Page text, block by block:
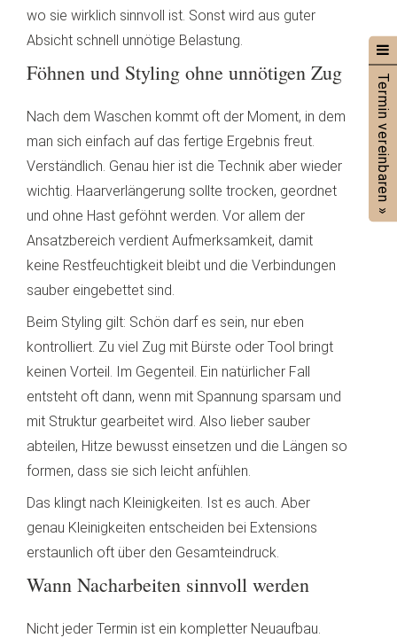
Termin vereinbaren »
wo sie wirklich sinnvoll ist. Sonst wird aus guter
Absicht schnell unnötige Belastung.
Föhnen und Styling ohne unnötigen Zug
Nach dem Waschen kommt oft der Moment, in dem
man sich einfach auf das fertige Ergebnis freut.
Verständlich. Genau hier ist die Technik aber wieder
wichtig. Haarverlängerung sollte trocken, geordnet
und ohne Hast geföhnt werden. Vor allem der
Ansatzbereich verdient Aufmerksamkeit, damit
keine Restfeuchtigkeit bleibt und die Verbindungen
sauber eingebettet sind.
Beim Styling gilt: Schön darf es sein, nur eben
kontrolliert. Zu viel Zug mit Bürste oder Tool bringt
keinen Vorteil. Im Gegenteil. Ein natürlicher Fall
entsteht oft dann, wenn mit Spannung sparsam und
mit Struktur gearbeitet wird. Also lieber sauber
abteilen, Hitze bewusst einsetzen und die Längen so
formen, dass sie sich leicht anfühlen.
Das klingt nach Kleinigkeiten. Ist es auch. Aber
genau Kleinigkeiten entscheiden bei Extensions
erstaunlich oft über den Gesamteindruck.
Wann Nacharbeiten sinnvoll werden
Nicht jeder Termin ist ein kompletter Neuaufbau.